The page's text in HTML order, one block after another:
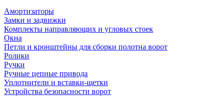
Амортизаторы
Замки и задвижки
Комплекты направляющих и угловых стоек
Окна
Петли и кронштейны для сборки полотна ворот
Ролики
Ручки
Ручные цепные привода
Уплотнители и вставки-щетки
Устройства безопасности ворот